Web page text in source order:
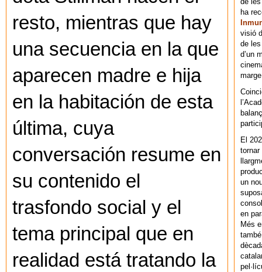
resto, mientras que hay
una secuencia en la que
aparecen madre e hija
en la habitación de esta
última, cuya
conversación resume en
su contenido el
trasfondo social y el
tema principal que en
realidad está tratando la
ha
visió
de
d’un
El
un
en
Més